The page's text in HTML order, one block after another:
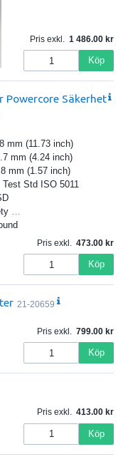
Pris exkl. 1 486.00
Köp
Powercore Säkerhet
mm (11.73 inch)
mm (4.24 inch)
mm (1.57 inch)
Std ISO 5011
…
Pris exkl. 473.00
Köp
21-20659
Pris exkl. 799.00
Köp
Pris exkl. 413.00
Köp